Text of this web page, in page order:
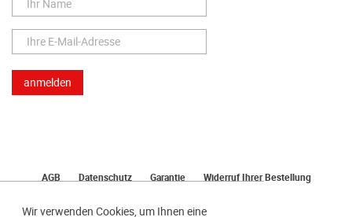
Wir verwenden Cookies, um Ihnen eine
AGB Datenschutz Garantie
Widerruf Ihrer Bestellung